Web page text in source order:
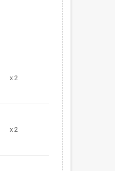
x 2
x 2